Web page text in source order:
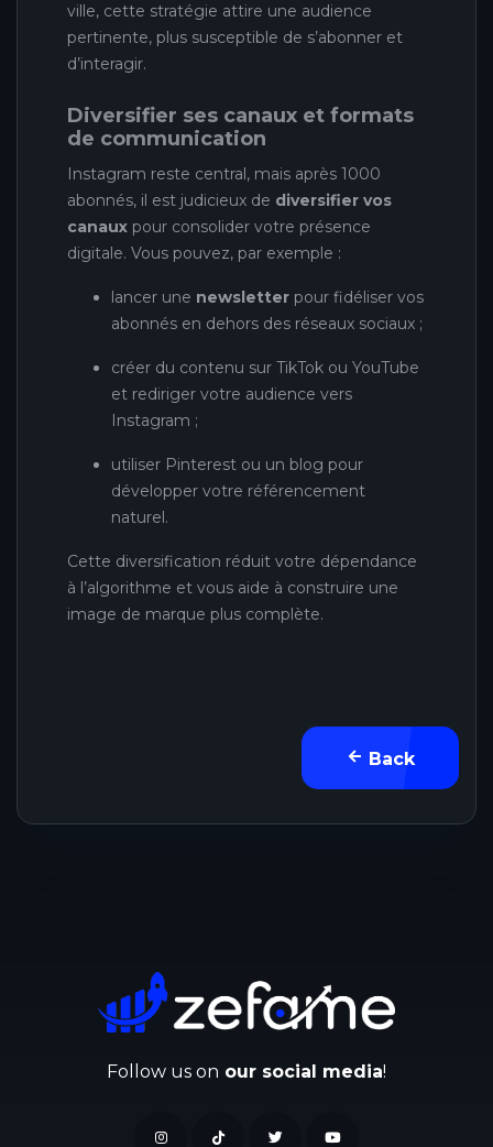
ville, cette stratégie attire une audience
pertinente, plus susceptible de s’abonner et
d’interagir.
Diversifier ses canaux et formats
de communication
Instagram reste central, mais après 1000
abonnés, il est judicieux de diversifier vos
canaux pour consolider votre présence
digitale. Vous pouvez, par exemple :
lancer une newsletter pour fidéliser vos
abonnés en dehors des réseaux sociaux ;
créer du contenu sur TikTok ou YouTube
et rediriger votre audience vers
Instagram ;
utiliser Pinterest ou un blog pour
développer votre référencement
naturel.
Cette diversification réduit votre dépendance
à l’algorithme et vous aide à construire une
image de marque plus complète.
Back
Follow us on our social media!